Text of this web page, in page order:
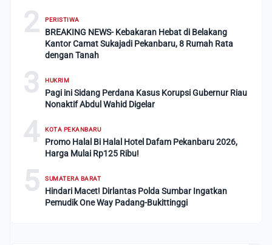
2 PERISTIWA
BREAKING NEWS- Kebakaran Hebat di Belakang
Kantor Camat Sukajadi Pekanbaru, 8 Rumah Rata
dengan Tanah
3 HUKRIM
Pagi ini Sidang Perdana Kasus Korupsi Gubernur Riau
Nonaktif Abdul Wahid Digelar
4 KOTA PEKANBARU
Promo Halal Bi Halal Hotel Dafam Pekanbaru 2026,
Harga Mulai Rp125 Ribu!
5 SUMATERA BARAT
Hindari Macet! Dirlantas Polda Sumbar Ingatkan
Pemudik One Way Padang-Bukittinggi